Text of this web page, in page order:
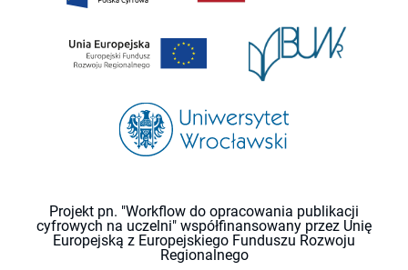
Projekt pn. "Workflow do opracowania publikacji
cyfrowych na uczelni" współfinansowany przez Unię
Europejską z Europejskiego Funduszu Rozwoju
Regionalnego